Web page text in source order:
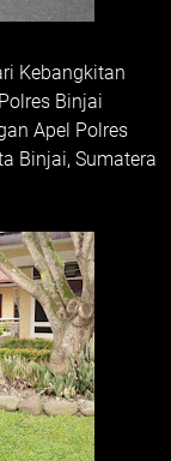
Kebangkitan
Binjai
Apel Polres
Binjai, Sumatera